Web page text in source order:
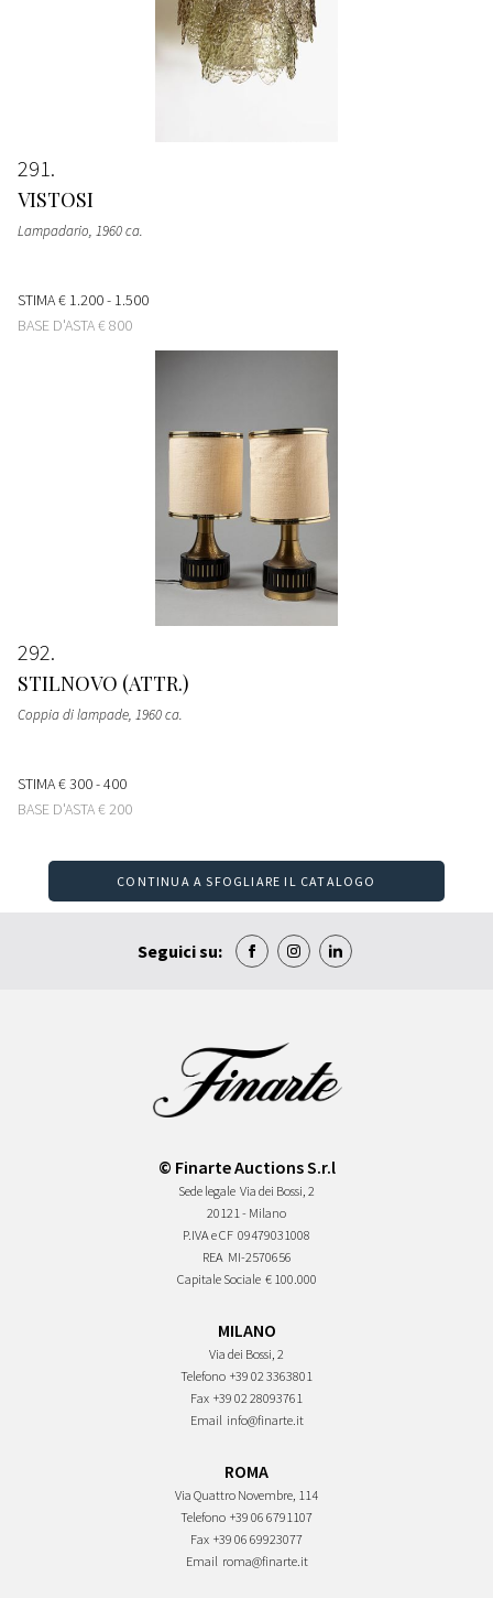
291
VISTOSI
Lampadario, 1960 ca.
STIMA€ 1.200 - 1.500
BASE D'ASTA€ 800
292
STILNOVO (ATTR.)
Coppia di lampade, 1960 ca.
STIMA€ 300 - 400
BASE D'ASTA€ 200
CONTINUA A SFOGLIARE IL CATALOGO
Seguici su:
© Finarte Auctions S.r.l
Sede legale Via dei Bossi, 2
20121 - Milano
P.IVA e CF 09479031008
REA MI-2570656
Capitale Sociale € 100.000
MILANO
Via dei Bossi, 2
Telefono +39 02 3363801
Fax +39 02 28093761
Email info@finarte.it
ROMA
Via Quattro Novembre, 114
Telefono +39 06 6791107
Fax +39 06 69923077
Email roma@finarte.it